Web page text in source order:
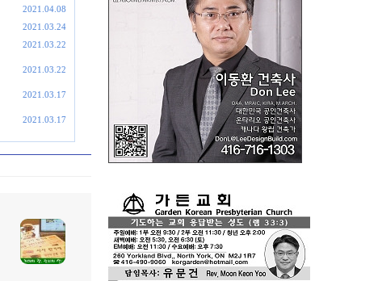
2021.04.08
2021.03.24
2021.03.22
2021.03.22
2021.03.17
2021.03.17